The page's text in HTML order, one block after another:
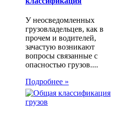
У неосведомленных
грузовладельцев, как в
прочем и водителей,
зачастую возникают
вопросы связанные с
опасностью грузов....
Подробнее »